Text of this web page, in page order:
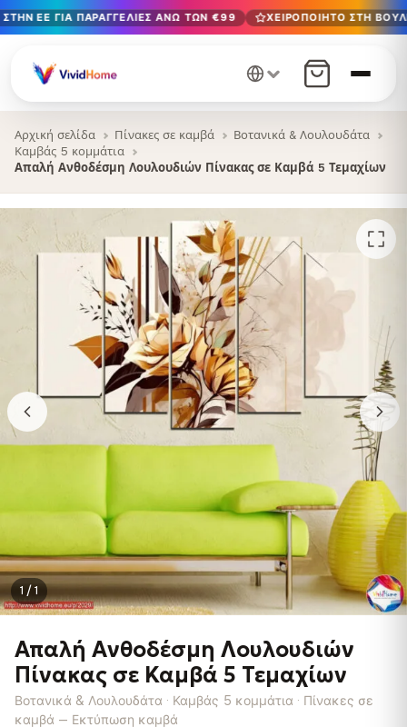
Δωρεάν παράδοση στην ΕΕ για παραγγελίες άνω των €99
Χειροποίητο στη Βουλγαρία · Παράδοση σε 1-7 ημέρες σε
12+ χρόνια χειροτεχνίας · Μόνο υλικά υψηλής ποιότητας
ΕΕ ΓΙΑ ΠΑΡΑΓΓΕΛΊΕΣ ΆΝΩ ΤΩΝ €99 ΧΕΙΡΟΠΟΊΗΤΟ ΣΤΗ
Αρχική σελίδα Πίνακες σε καμβά
Βοτανικά & Λουλουδάτα
Καμβάς 5 κομμάτια
Απαλή Ανθοδέσμη Λουλουδιών Πίνακας σε Καμβά 5 Τεμαχίων
1 / 1
Απαλή Ανθοδέσμη Λουλουδιών
Πίνακας σε Καμβά 5 Τεμαχίων
Βοτανικά & Λουλουδάτα · Καμβάς 5 κομμάτια · Πίνακες σε
καμβά — Εκτύπωση καμβά